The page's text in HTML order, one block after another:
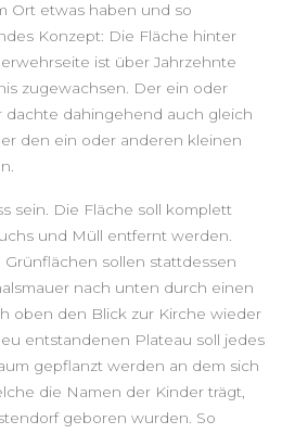
Ort etwas haben und so
Konzept: Die Fläche hinter
ist über Jahrzehnte
zugewachsen. Der ein oder
dahingehend auch gleich
den ein oder anderen kleinen
sein. Die Fläche soll komplett
und Müll entfernt werden.
Grünflächen sollen stattdessen
nach unten durch einen
oben den Blick zur Kirche wieder
entstandenen Plateau soll jedes
gepflanzt werden an dem sich
die Namen der Kinder trägt,
geboren wurden. So